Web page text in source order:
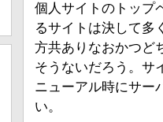
個人サイトのトップ
るサイトは決して多
方共ありなおかつど
そうないだろう。サ
ニューアル時にサー
い。